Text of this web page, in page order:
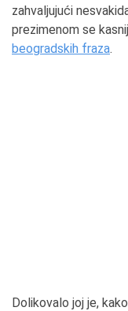
zahvaljujući
prezimenom se
beogradskih fraza.
Dolikovalo joj je,